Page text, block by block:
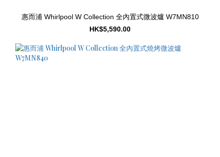
惠而浦 Whirlpool W Collection 全內置式微波爐 W7MN810
HK$5,590.00